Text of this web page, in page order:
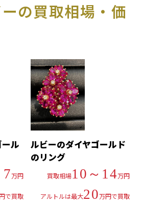
の買取相場・価
ル
万円
で買取
ルビーのダイヤゴールド
のリング
買取相場10～14万円
アルトルは最大20万円で買取